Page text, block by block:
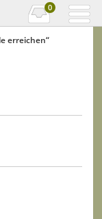
0
erreichen“